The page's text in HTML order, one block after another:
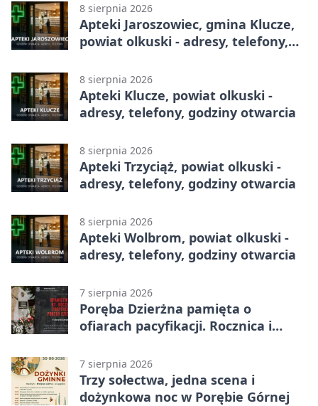
8 sierpnia 2026
Apteki Jaroszowiec, gmina Klucze,
powiat olkuski - adresy, telefony,
8 sierpnia 2026
Apteki Klucze, powiat olkuski -
adresy, telefony, godziny otwarcia
8 sierpnia 2026
Apteki Trzyciąż, powiat olkuski -
adresy, telefony, godziny otwarcia
8 sierpnia 2026
Apteki Wolbrom, powiat olkuski -
adresy, telefony, godziny otwarcia
7 sierpnia 2026
Poręba Dzierżna pamięta o
ofiarach pacyfikacji. Rocznica i
7 sierpnia 2026
Trzy sołectwa, jedna scena i
dożynkowa noc w Porębie Górnej